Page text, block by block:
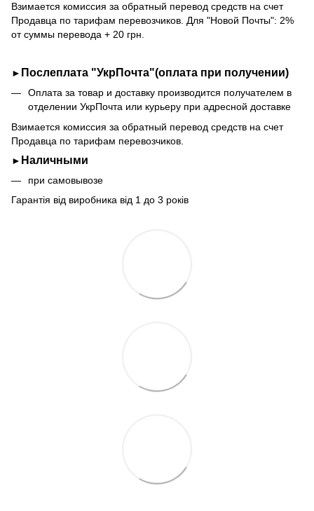
Взимается комиссия за обратный перевод средств на счет
Продавца по тарифам перевозчиков. Для "Новой Почты": 2%
от суммы перевода + 20 грн.
► Послеплата "УкрПочта"(оплата при получении)
Оплата за товар и доставку производится получателем в
отделении УкрПочта или курьеру при адресной доставке
Взимается комиссия за обратный перевод средств на счет
Продавца по тарифам перевозчиков.
► Наличными
при самовывозе
Гарантія від виробника від 1 до 3 років